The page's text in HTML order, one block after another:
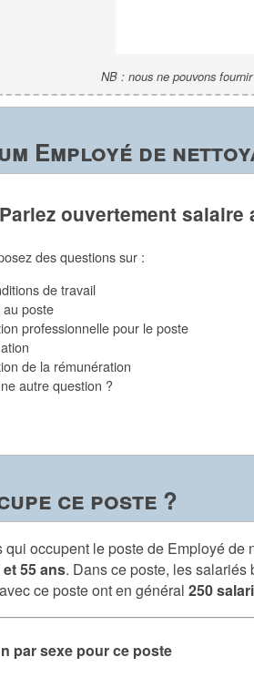
NB : nous ne pouvons
Employé de
Parlez ouvertement
des questions sur :
de travail
au poste
professionnelle pour le poste
de la rémunération
autre question ?
ce poste ?
qui occupent le poste de Employé de
et 55 ans. Dans ce poste, les
ce poste ont en général 250
par sexe pour ce poste